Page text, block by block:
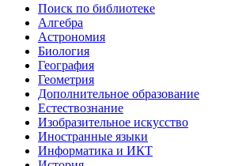
Поиск по библиотеке
Алгебра
Астрономия
Биология
География
Геометрия
Дополнительное образование
Естествознание
Изобразительное искусство
Иностранные языки
Информатика и ИКТ